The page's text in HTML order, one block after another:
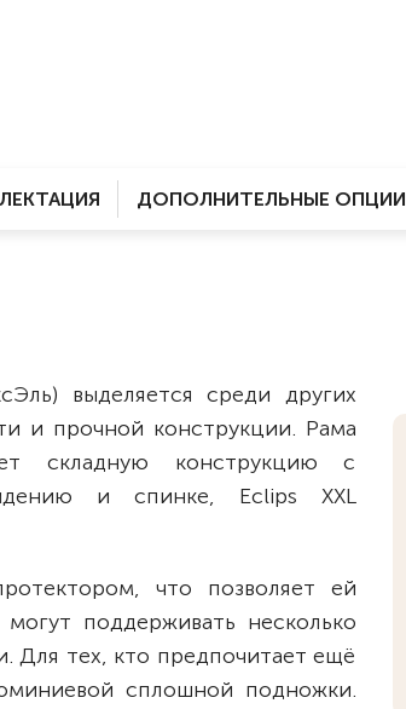
ДОПОЛНИТЕЛЬНЫЕ ОПЦИИ
выделяется среди других
и прочной конструкции. Рама
складную конструкцию с
и спинке, Eclips XXL
что позволяет ей
поддерживать несколько
Для тех, кто предпочитает ещё
сплошной подножки.